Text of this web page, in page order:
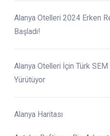
Alanya Otelleri 2024 Erken
Başladı!
Alanya Otelleri İçin Türk SEM
Yürütüyor
Alanya Haritası